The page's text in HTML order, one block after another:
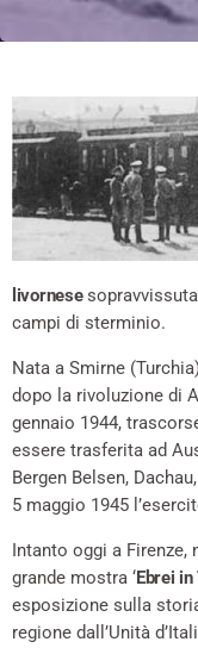
livornese
campi di sterminio.
Nata a Smirne
dopo la rivoluzione di
gennaio 1944,
essere trasferita ad
Bergen Belsen,
5 maggio 1945
Intanto oggi a Firenze,
grande mostra ‘Ebrei in
esposizione sulla
regione dall’Unità